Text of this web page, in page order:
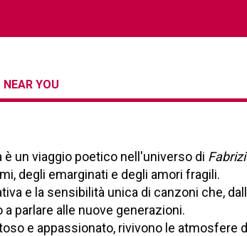
NEAR YOU
un viaggio poetico nell'universo di
degli emarginati e degli amori fragili.
e la sensibilità unica di canzoni che,
parlare alle nuove generazioni.
e appassionato, rivivono le atmosfere